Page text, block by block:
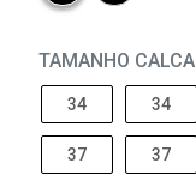
TAMANHO
34 34
37 37